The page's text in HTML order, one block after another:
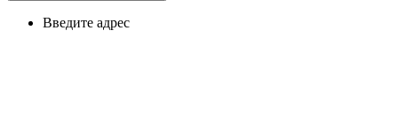
Введите адрес